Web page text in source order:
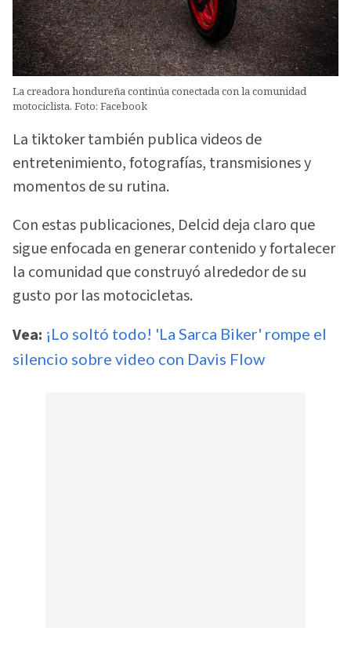
La creadora hondureña continúa conectada con la comunidad
motociclista. Foto: Facebook
La tiktoker también publica videos de
entretenimiento, fotografías, transmisiones y
momentos de su rutina.
Con estas publicaciones, Delcid deja claro que
sigue enfocada en generar contenido y fortalecer
la comunidad que construyó alrededor de su
gusto por las motocicletas.
Vea: ¡Lo soltó todo! 'La Sarca Biker' rompe el
silencio sobre video con Davis Flow